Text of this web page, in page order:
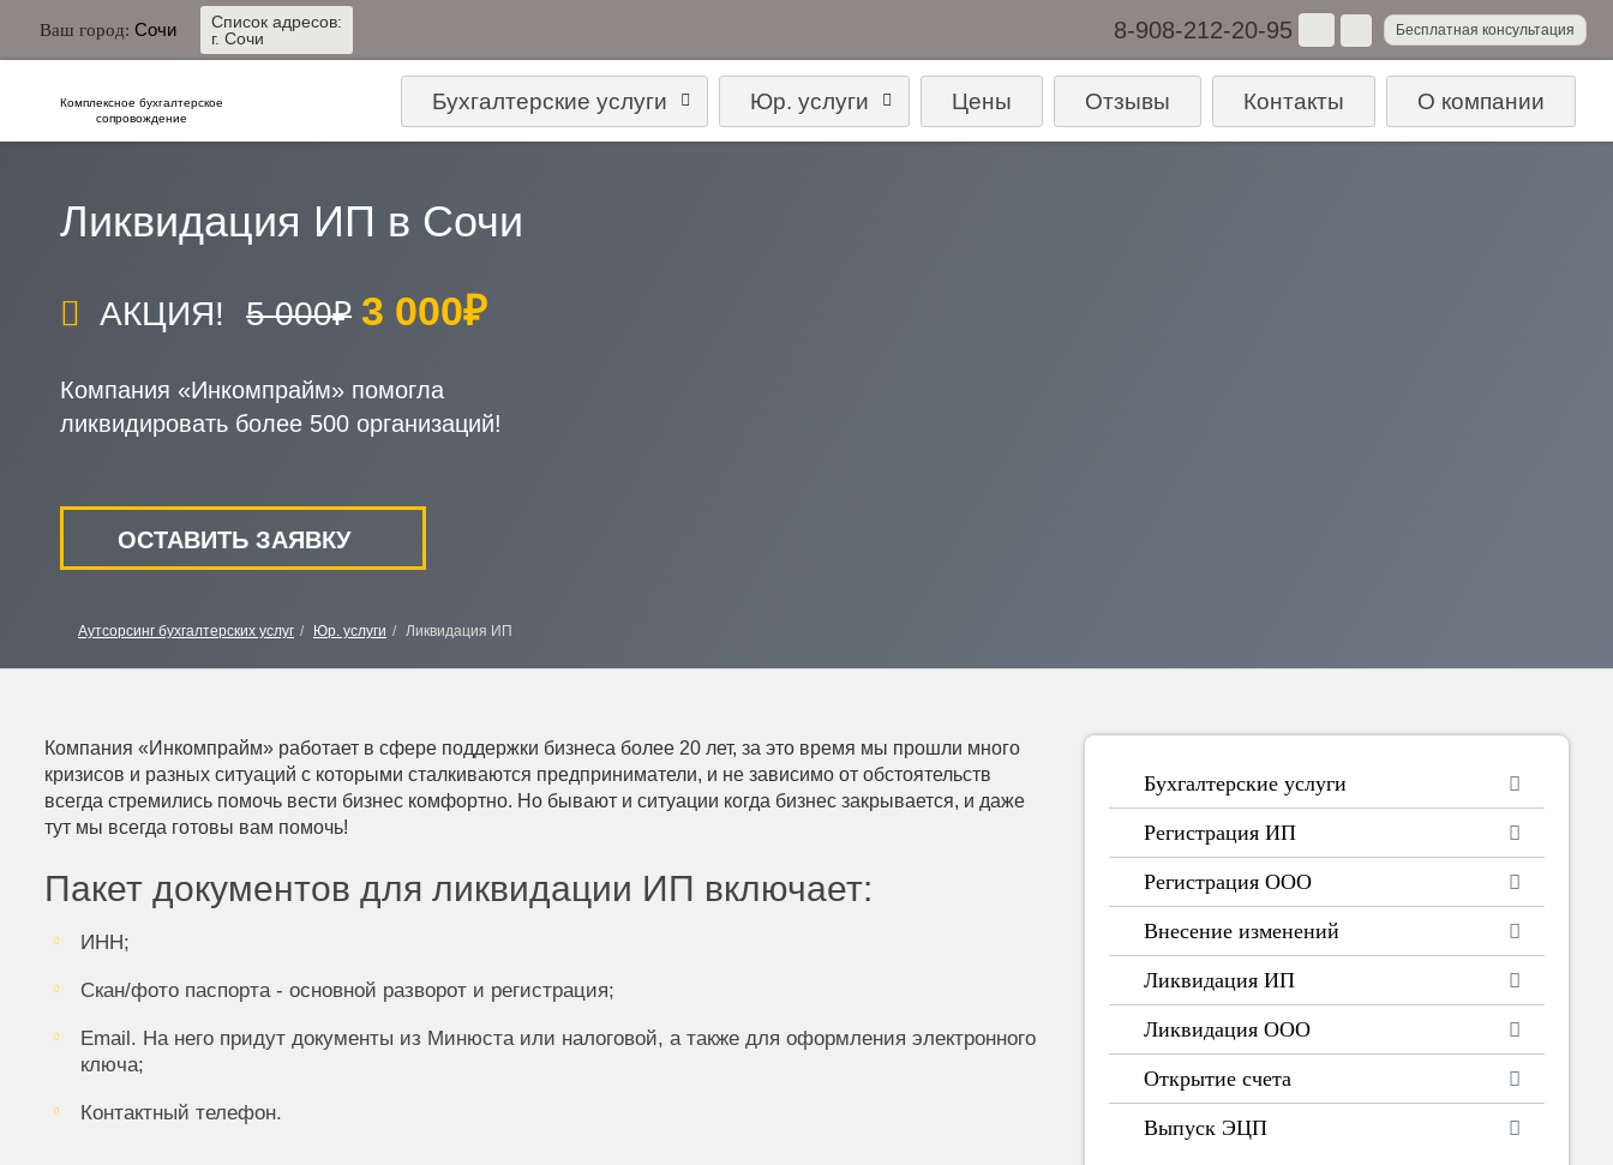
Ваш город: Сочи
Список адресов:
г. Сочи
8-908-212-20-95 Бесплатная консультация
Комплексное бухгалтерское
сопровождение
Бухгалтерские услуги Юр. услуги Цены Отзывы Контакты О компании
Ликвидация ИП в Сочи
АКЦИЯ! 5 000₽ 3 000₽
Компания «Инкомпрайм» помогла
ликвидировать более 500 организаций!
ОСТАВИТЬ ЗАЯВКУ
Аутсорсинг бухгалтерских услуг Юр. услуги Ликвидация ИП
Компания «Инкомпрайм» работает в сфере поддержки бизнеса более 20 лет, за это время мы прошли много
кризисов и разных ситуаций с которыми сталкиваются предприниматели, и не зависимо от обстоятельств
всегда стремились помочь вести бизнес комфортно. Но бывают и ситуации когда бизнес закрывается, и даже
тут мы всегда готовы вам помочь!
Пакет документов для ликвидации ИП включает:
ИНН;
Скан/фото паспорта - основной разворот и регистрация;
Email. На него придут документы из Минюста или налоговой, а также для оформления электронного
ключа;
Контактный телефон.
Бухгалтерские услуги
Регистрация ИП
Регистрация ООО
Внесение изменений
Ликвидация ИП
Ликвидация ООО
Открытие счета
Выпуск ЭЦП